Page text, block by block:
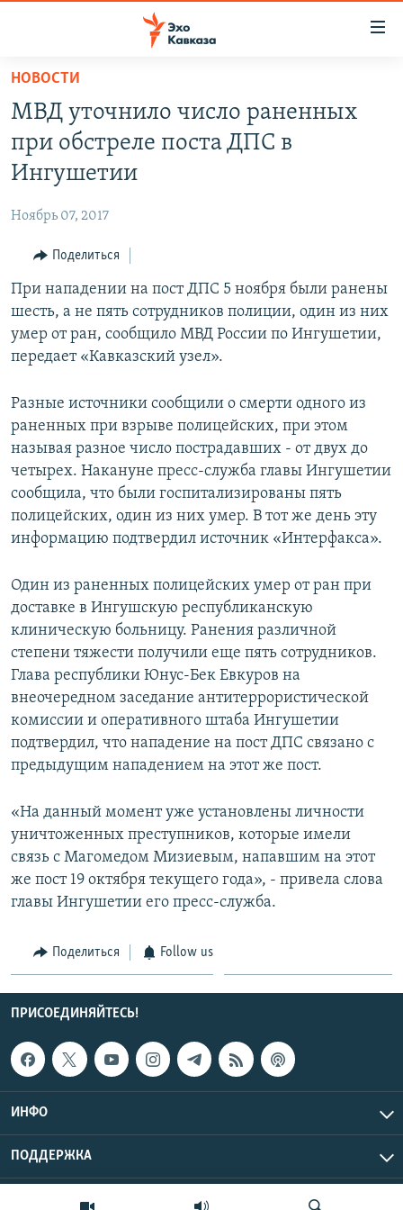
Вернуться
основному
содержанию
Вернутся
главной
навигации
Вернутся
поиску
ТБИЛИСИ
СУХУМИ
ВЕСЬ КАВКАЗ
СЕВЕРНЫЙ КАВКАЗ
АРМЕНИЯ
АЗЕРБАЙДЖАН
ТЕМЫ
ПОЛИТИКА
ЭКОНОМИКА
ОБЩЕСТВО
СПОРТ
МИР
РУБРИКИ
НЕКРУГЛЫЙ СТОЛ
ГОСТЬ НЕДЕЛИ
БЛОГИ
ГОЛОСА
ЧИТАЕМ ПРЕССУ
МУЛЬТИМЕДИА
ВИДЕО
АУДИО
АРХИВ РАДИОПРОГРАММЫ
ПРИСОЕДИНЯЙТЕСЬ!
Все сайты РСЕ/РС
НОВОСТИ
МВД уточнило число раненных
при обстреле поста ДПС в
Ингушетии
Ноябрь 07, 2017
Поделиться
При нападении на пост ДПС 5 ноября были ранены
шесть, а не пять сотрудников полиции, один из них
умер от ран, сообщило МВД России по Ингушетии,
передает «Кавказский узел».
Разные источники сообщили о смерти одного из
раненных при взрыве полицейских, при этом
называя разное число пострадавших - от двух до
четырех. Накануне пресс-служба главы Ингушетии
сообщила, что были госпитализированы пять
полицейских, один из них умер. В тот же день эту
информацию подтвердил источник «Интерфакса».
Один из раненных полицейских умер от ран при
доставке в Ингушскую республиканскую
клиническую больницу. Ранения различной
степени тяжести получили еще пять сотрудников.
Глава республики Юнус-Бек Евкуров на
внеочередном заседание антитеррористической
комиссии и оперативного штаба Ингушетии
подтвердил, что нападение на пост ДПС связано с
предыдущим нападением на этот же пост.
«На данный момент уже установлены личности
уничтоженных преступников, которые имели
связь с Магомедом Мизиевым, напавшим на этот
же пост 19 октября текущего года», - привела слова
главы Ингушетии его пресс-служба.
Поделиться Follow us
ПРИСОЕДИНЯЙТЕСЬ!
ИНФО
ПОДДЕРЖКА
Эхо Кавказа © 2026 RFE/RL, Inc. | Все права защищены.